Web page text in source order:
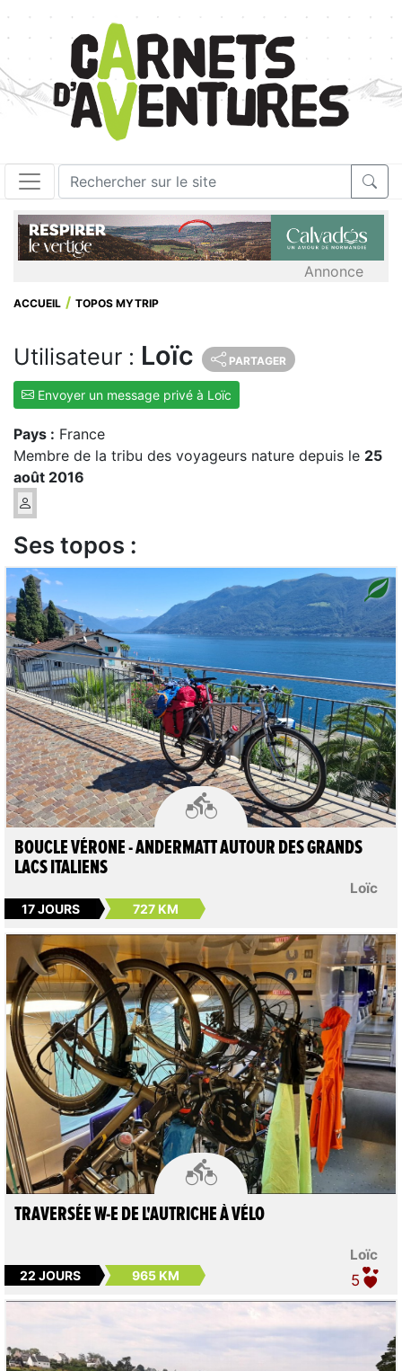
Annonce
ACCUEIL TOPOS MYTRIP
Utilisateur : Loïc PARTAGER
Envoyer un message privé à Loïc
Pays : France
Membre de la tribu des voyageurs nature depuis le 25
août 2016
Ses topos :

Loïc
BOUCLE VÉRONE - ANDERMATT AUTOUR DES GRANDS
LACS ITALIENS
17 JOURS 727 KM

Loïc
TRAVERSÉE W-E DE L'AUTRICHE À VÉLO
22 JOURS 965 KM 5